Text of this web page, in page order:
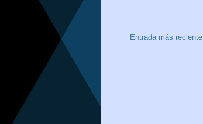
Entrada más reciente